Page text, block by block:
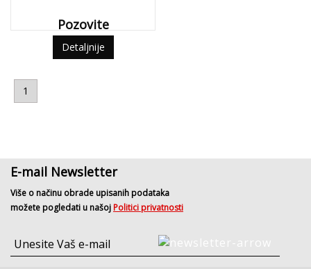
Pozovite
Detaljnije
1
E-mail Newsletter
Više o načinu obrade upisanih podataka
možete pogledati u našoj Politici privatnosti